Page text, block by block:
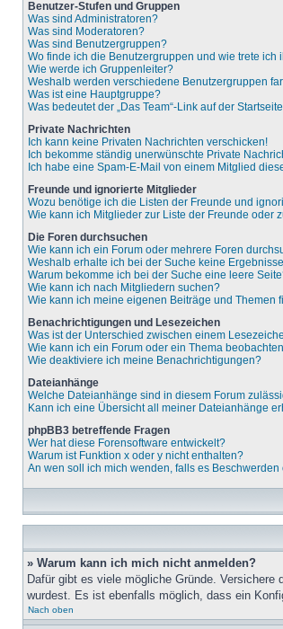
Benutzer-Stufen und Gruppen
Was sind Administratoren?
Was sind Moderatoren?
Was sind Benutzergruppen?
Wo finde ich die Benutzergruppen und wie trete ich
Wie werde ich Gruppenleiter?
Weshalb werden verschiedene Benutzergruppen
Was ist eine Hauptgruppe?
Was bedeutet der „Das Team“-Link auf der
Private Nachrichten
Ich kann keine Privaten Nachrichten verschicken!
Ich bekomme ständig unerwünschte Private
Ich habe eine Spam-E-Mail von einem Mitglied
Freunde und ignorierte Mitglieder
Wozu benötige ich die Listen der Freunde und
Wie kann ich Mitglieder zur Liste der Freunde oder
Die Foren durchsuchen
Wie kann ich ein Forum oder mehrere Foren
Weshalb erhalte ich bei der Suche keine
Warum bekomme ich bei der Suche eine leere
Wie kann ich nach Mitgliedern suchen?
Wie kann ich meine eigenen Beiträge und Themen
Benachrichtigungen und Lesezeichen
Was ist der Unterschied zwischen einem
Wie kann ich ein Forum oder ein Thema
Wie deaktiviere ich meine Benachrichtigungen?
Dateianhänge
Welche Dateianhänge sind in diesem Forum
Kann ich eine Übersicht all meiner Dateianhänge
phpBB3 betreffende Fragen
Wer hat diese Forensoftware entwickelt?
Warum ist Funktion x oder y nicht enthalten?
An wen soll ich mich wenden, falls es
» Warum kann ich mich nicht anmelden?
Dafür gibt es viele mögliche Gründe.
wurdest. Es ist ebenfalls möglich, dass ein
Nach oben